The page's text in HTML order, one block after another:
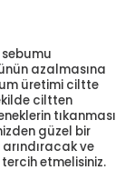
azalmasına
üretimi ciltte
ciltten
tıkanması
güzel bir
ve
etmelisiniz.